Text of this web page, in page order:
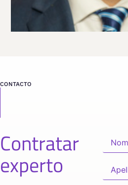
CONTACTO
Contratar
experto